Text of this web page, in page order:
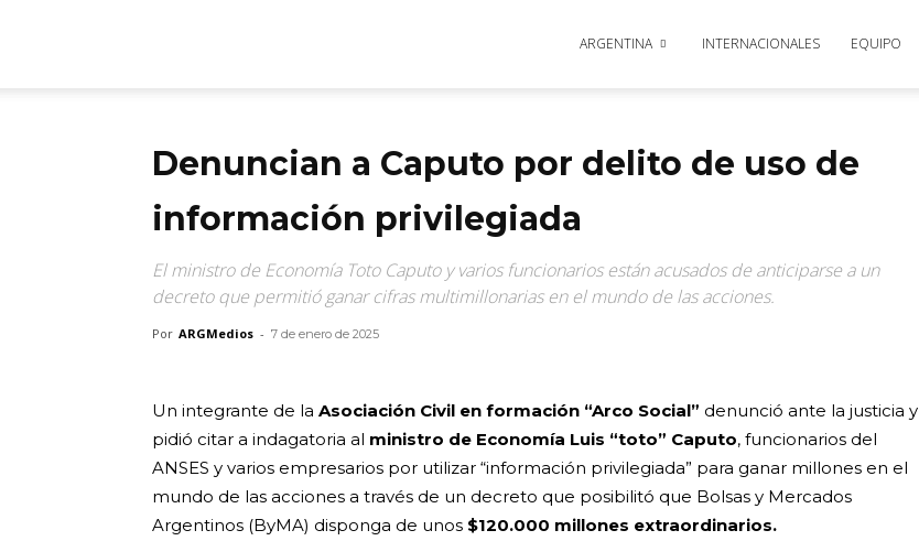
ARGENTINA INTERNACIONALES EQUIPO
Denuncian a Caputo por delito de uso de
información privilegiada
El ministro de Economía Toto Caputo y varios funcionarios están acusados de anticiparse a un
decreto que permitió ganar cifras multimillonarias en el mundo de las acciones.
Por ARGMedios - 7 de enero de 2025
Un integrante de la Asociación Civil en formación “Arco Social” denunció ante la justicia y
pidió citar a indagatoria al ministro de Economía Luis “toto” Caputo, funcionarios del
ANSES y varios empresarios por utilizar “información privilegiada” para ganar millones en el
mundo de las acciones a través de un decreto que posibilitó que Bolsas y Mercados
Argentinos (ByMA) disponga de unos $120.000 millones extraordinarios.